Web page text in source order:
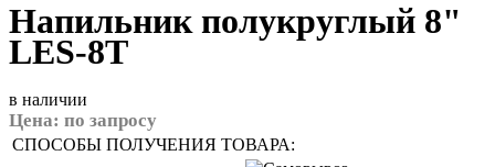
Напильник полукруглый 8"
LES-8T
в наличии
Цена: по запросу
СПОСОБЫ ПОЛУЧЕНИЯ ТОВАРА: